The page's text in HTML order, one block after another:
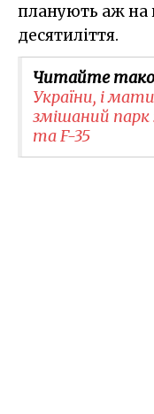
планують аж на
десятиліття.
Читайте
України, і
змішаний парк
та F-35